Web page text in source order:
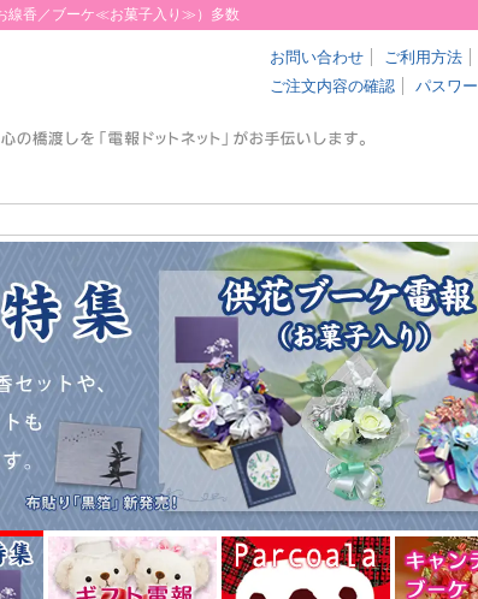
線香／ブーケ≪お菓子入り≫）多数
お問い合わせ ご利用方法
ご注文内容の確認
パスワ